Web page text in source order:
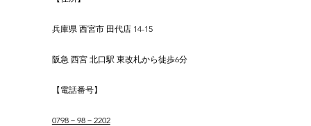
兵庫県 西宮市 田代店 14-15
阪急 西宮 北口駅 東改札から徒歩6分
【電話番号】
0798－98－2202